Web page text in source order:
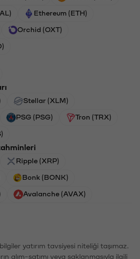
Ethereum (ETH)
Orchid (OXT)
Stellar (XLM)
PSG (PSG) Tron (TRX)
Ripple (XRP)
Bonk (BONK)
Avalanche (AVAX)
yatırım tavsiyesi niteliği taşımaz.
alım-satımı veya saklanmasıyla ilgili